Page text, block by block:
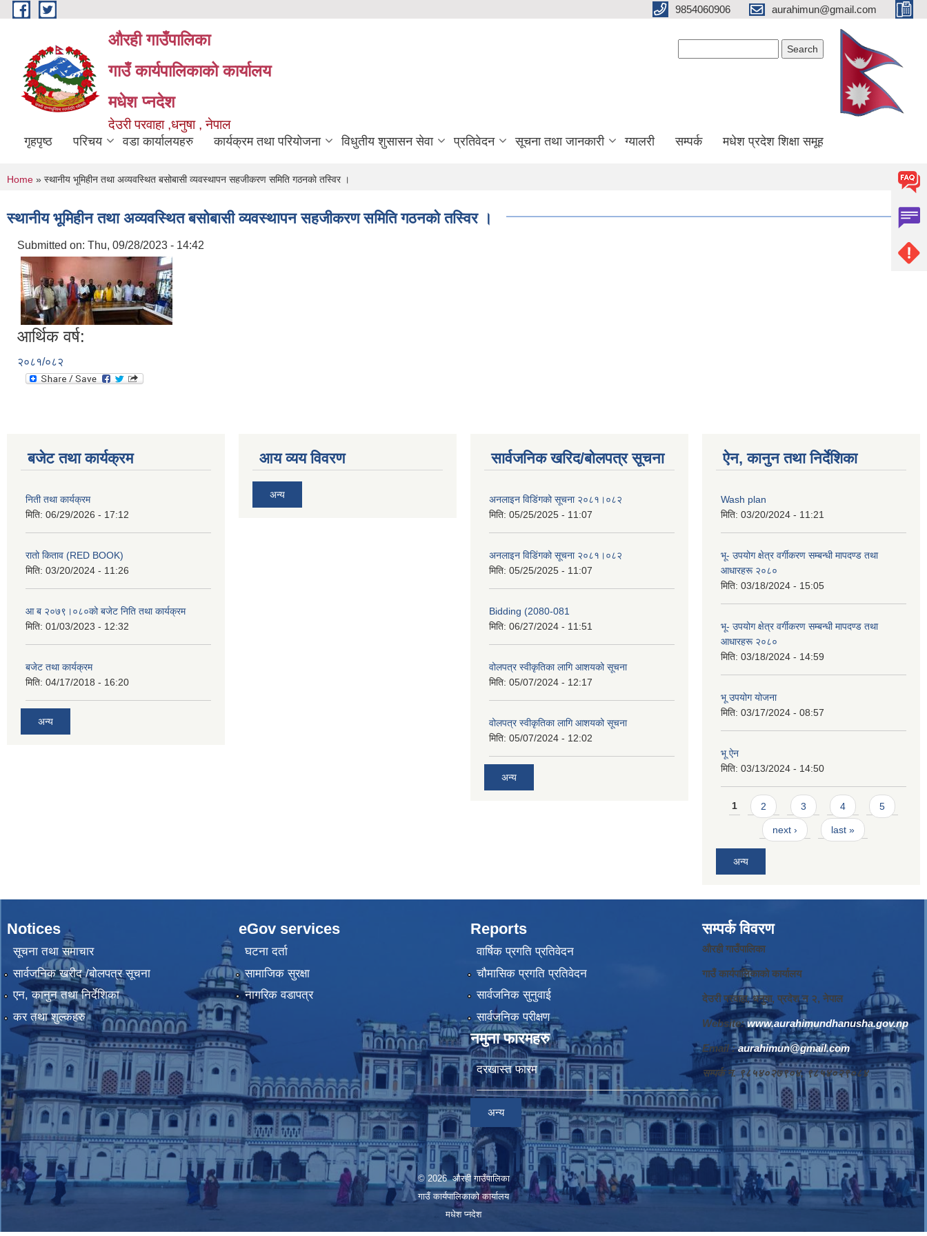
Skip to main content 9854060906 aurahimun@gmail.com
औरही गाउँपालिका
गाउँ कार्यपालिकाको कार्यालय
मधेश प्नदेश
देउरी परवाहा ,धनुषा , नेपाल
गृहपृष्ठ परिचय वडा कार्यालयहरु कार्यक्रम तथा परियोजना विधुतीय शुसासन सेवा प्रतिवेदन सूचना तथा जानकारी ग्यालरी सम्पर्क मधेश प्रदेश शिक्षा समूह
You are here
Home » स्थानीय भूमिहीन तथा अव्यवस्थित बसोबासी व्यवस्थापन सहजीकरण समिति गठनकाे तस्विर ।
स्थानीय भूमिहीन तथा अव्यवस्थित बसोबासी व्यवस्थापन सहजीकरण समिति गठनकाे तस्विर ।
Submitted on: Thu, 09/28/2023 - 14:42
आर्थिक वर्ष:
२०८१/०८२
बजेट तथा कार्यक्रम
निती तथा कार्यक्रम
मिति: 06/29/2026 - 17:12
रातो किताव (RED BOOK)
मिति: 03/20/2024 - 11:26
आ ब २०७९।०८०को बजेट निति तथा कार्यक्रम
मिति: 01/03/2023 - 12:32
बजेट तथा कार्यक्रम
मिति: 04/17/2018 - 16:20
अन्य
आय व्यय विवरण
अन्य
सार्वजनिक खरिद/बोलपत्र सूचना
अनलाइन विडि‌ं‍गको सूचना २०८१।०८२
मिति: 05/25/2025 - 11:07
अनलाइन विडि‌ं‍गको सूचना २०८१।०८२
मिति: 05/25/2025 - 11:07
Bidding (2080-081
मिति: 06/27/2024 - 11:51
वोलपत्र स्वीकृतिका लागि आशयको सूचना
मिति: 05/07/2024 - 12:17
वोलपत्र स्वीकृतिका लागि आशयको सूचना
मिति: 05/07/2024 - 12:02
अन्य
ऐन, कानुन तथा निर्देशिका
Wash plan
मिति: 03/20/2024 - 11:21
भू- उपयोग क्षेत्र वर्गीकरण सम्बन्धी मापदण्ड तथा
आधारहरू २०८०
मिति: 03/18/2024 - 15:05
भू- उपयोग क्षेत्र वर्गीकरण सम्बन्धी मापदण्ड तथा
आधारहरू २०८०
मिति: 03/18/2024 - 14:59
भू उपयोग योजना
मिति: 03/17/2024 - 08:57
भू ऐन
मिति: 03/13/2024 - 14:50
Pages
1 2 3 4 5
next › last »
अन्य
Notices
सूचना तथा समाचार
सार्वजनिक खरीद /बोलपत्र सूचना
एन, कानुन तथा निर्देशिका
कर तथा शुल्कहरु
eGov services
घटना दर्ता
सामाजिक सुरक्षा
नागरिक वडापत्र
Reports
वार्षिक प्रगति प्रतिवेदन
चौमासिक प्रगति प्रतिवेदन
सार्वजनिक सुनुवाई
सार्वजनिक परीक्षण
नमुना फारमहरु
दरखास्त फारम
अन्य
सम्पर्क विवरण
औरही गाउँपालिका
गाउँ कार्यपालिकाको कार्यालय
देउरी परवाहा, धनुषा, प्रदेश न‌‍ २, नेपाल
Website:www.aurahimundhanusha.gov.np
Email :aurahimun@gmail.com
सम्पर्क न‌‍. ९८५४०२७९०४, ९८५४०२९०८४
© 2026 औरही गाउँपालिका
गाउँ कार्यपालिकाको कार्यालय
मधेश प्नदेश